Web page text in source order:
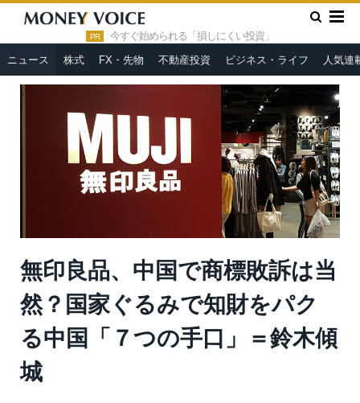
PR 今すぐ始められる「損しにくい投資」
ニュース 株式 FX・先物 不動産投資 ビジネス・ライフ 人気連
HOME » ニュース »
無印良品、中国で商標敗訴は当然？国家ぐ
るみで知財をパクる中国「７つの手口」＝鈴木傾城
無印良品、中国で商標敗訴は当
然？国家ぐるみで知財をパク
る中国「７つの手口」＝鈴木傾
城